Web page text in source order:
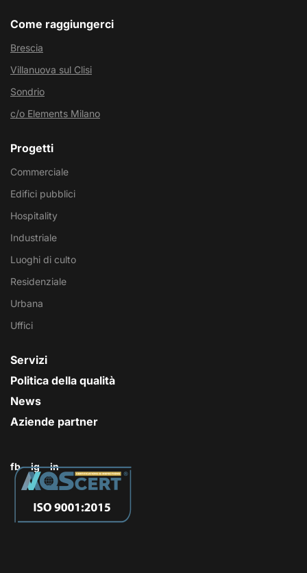
Come raggiungerci
Brescia
Villanuova sul Clisi
Sondrio
c/o Elements Milano
Progetti
Commerciale
Edifici pubblici
Hospitality
Industriale
Luoghi di culto
Residenziale
Urbana
Uffici
Servizi
Politica della qualità
News
Aziende partner
fb ig in